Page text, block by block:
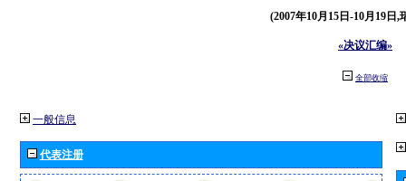
(2007年10月15日-10月19日,
«决议汇编»
全部收缩
一般信息
代表注册